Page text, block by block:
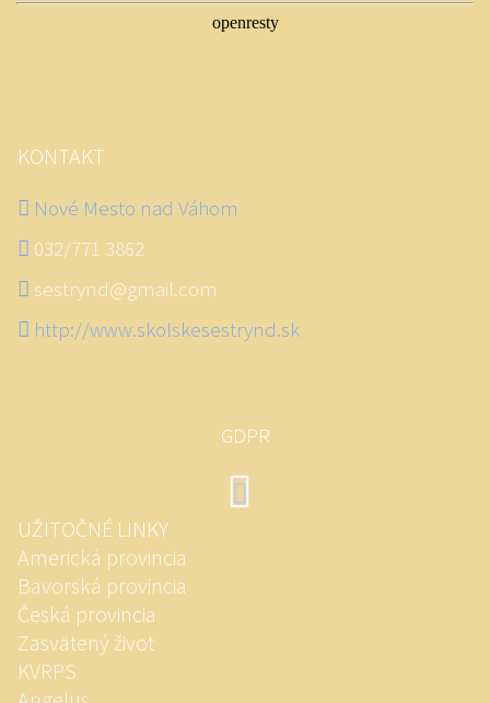
KONTAKT
Nové Mesto nad Váhom
032/771 3862
sestrynd@gmail.com
http://www.skolskesestrynd.sk
GDPR
UŽITOČNÉ LINKY
Americká provincia
Bavorská provincia
Česká provincia
Zasvätený život
KVRPS